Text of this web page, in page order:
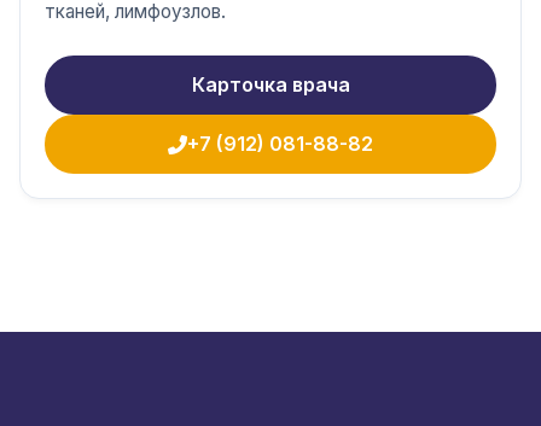
тканей, лимфоузлов.
Карточка врача
+7 (912) 081-88-82